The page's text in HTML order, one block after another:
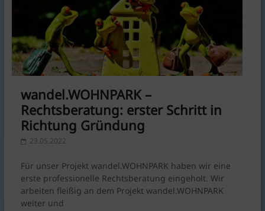
Beratung
und
Förderkonzepte
rund
Braunschweig
für
Bauen,
Umwelt,
Mobilität,
Ernährung,
wandel.WOHNPARK –
Rechtsberatung: erster Schritt in
Richtung Gründung
23.05.2022
Für unser Projekt wandel.WOHNPARK haben wir eine
erste professionelle Rechtsberatung eingeholt. Wir
arbeiten fleißig an dem Projekt wandel.WOHNPARK
weiter und